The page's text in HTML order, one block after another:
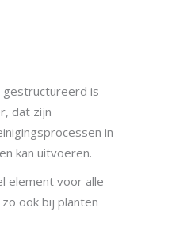
gestructureerd is
dat zijn
in
kan uitvoeren.
element voor alle
ook bij planten